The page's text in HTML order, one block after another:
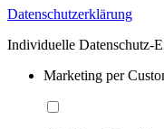
Datenschutzerklärung
Individuelle Datenschutz-
Marketing per